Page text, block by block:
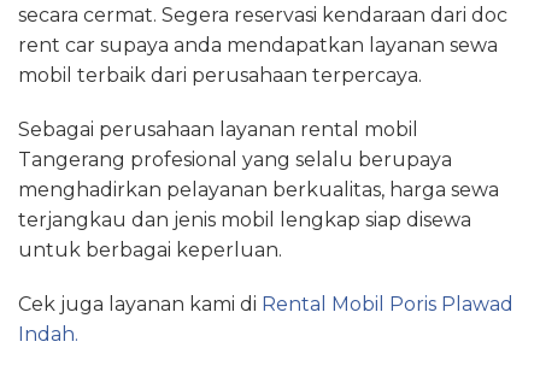
secara cermat. Segera reservasi kendaraan dari doc
rent car supaya anda mendapatkan layanan sewa
mobil terbaik dari perusahaan terpercaya.
Sebagai perusahaan layanan rental mobil
Tangerang profesional yang selalu berupaya
menghadirkan pelayanan berkualitas, harga sewa
terjangkau dan jenis mobil lengkap siap disewa
untuk berbagai keperluan.
Cek juga layanan kami di Rental Mobil Poris Plawad
Indah.